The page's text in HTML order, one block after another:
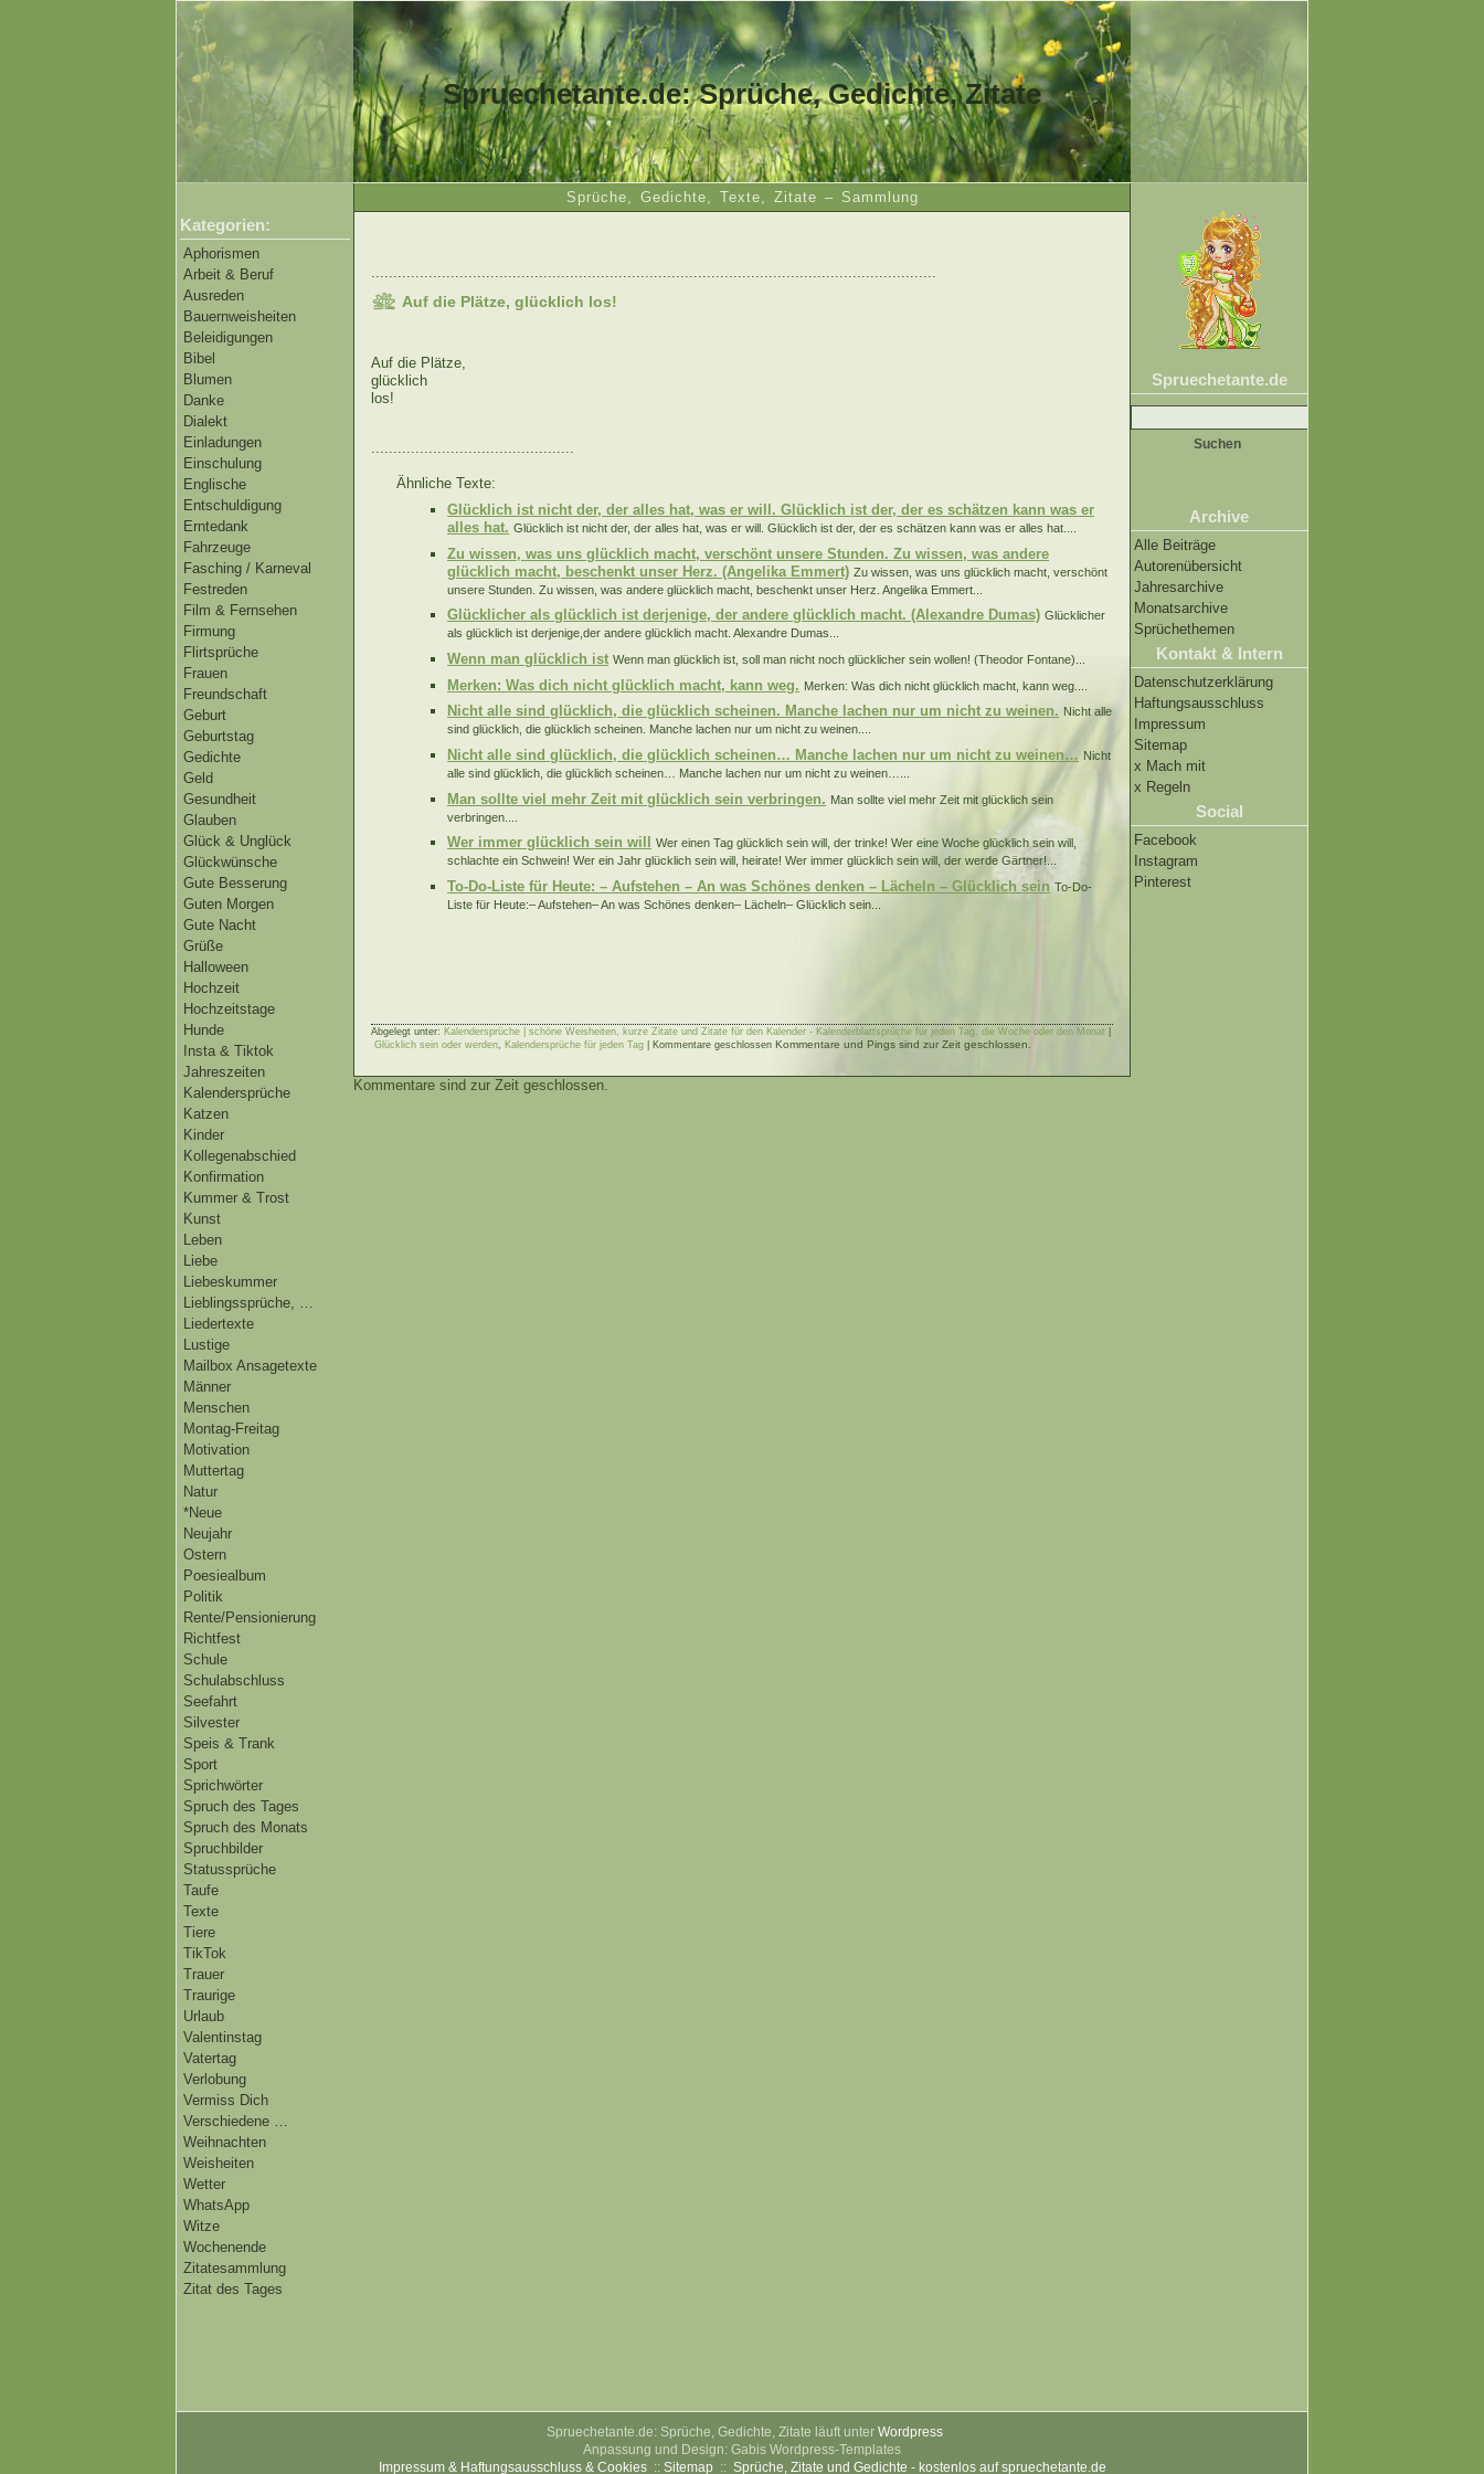
Spruechetante.de: Sprüche, Gedichte, Zitate
Sprüche, Gedichte, Texte, Zitate – Sammlung
Kategorien:
Aphorismen
Arbeit & Beruf
Ausreden
Bauernweisheiten
Beleidigungen
Bibel
Blumen
Danke
Dialekt
Einladungen
Einschulung
Englische
Entschuldigung
Erntedank
Fahrzeuge
Fasching / Karneval
Festreden
Film & Fernsehen
Firmung
Flirtsprüche
Frauen
Freundschaft
Geburt
Geburtstag
Gedichte
Geld
Gesundheit
Glauben
Glück & Unglück
Glückwünsche
Gute Besserung
Guten Morgen
Gute Nacht
Grüße
Halloween
Hochzeit
Hochzeitstage
Hunde
Insta & Tiktok
Jahreszeiten
Kalendersprüche
Katzen
Kinder
Kollegenabschied
Konfirmation
Kummer & Trost
Kunst
Leben
Liebe
Liebeskummer
Lieblingssprüche, …
Liedertexte
Lustige
Mailbox Ansagetexte
Männer
Menschen
Montag-Freitag
Motivation
Muttertag
Natur
*Neue
Neujahr
Ostern
Poesiealbum
Politik
Rente/Pensionierung
Richtfest
Schule
Schulabschluss
Seefahrt
Silvester
Speis & Trank
Sport
Sprichwörter
Spruch des Tages
Spruch des Monats
Spruchbilder
Statussprüche
Taufe
Texte
Tiere
TikTok
Trauer
Traurige
Urlaub
Valentinstag
Vatertag
Verlobung
Vermiss Dich
Verschiedene …
Weihnachten
Weisheiten
Wetter
WhatsApp
Witze
Wochenende
Zitatesammlung
Zitat des Tages
Spruechetante.de
Suche
nach:
Archive
Alle Beiträge
Autorenübersicht
Jahresarchive
Monatsarchive
Sprüchethemen
Kontakt & Intern
Datenschutzerklärung
Haftungsausschluss
Impressum
Sitemap
x Mach mit
x Regeln
Social
Facebook
Instagram
Pinterest
................................................................................................................................
Auf die Plätze, glücklich los!
Auf die Plätze,
glücklich
los!
..............................................
Ähnliche Texte:
Glücklich ist nicht der, der alles hat, was er will. Glücklich ist der, der es schätzen kann was er
alles hat. Glücklich ist nicht der, der alles hat, was er will. Glücklich ist der, der es schätzen kann was er alles hat....
Zu wissen, was uns glücklich macht, verschönt unsere Stunden. Zu wissen, was andere
glücklich macht, beschenkt unser Herz. (Angelika Emmert) Zu wissen, was uns glücklich macht, verschönt
unsere Stunden. Zu wissen, was andere glücklich macht, beschenkt unser Herz. Angelika Emmert...
Glücklicher als glücklich ist derjenige, der andere glücklich macht. (Alexandre Dumas) Glücklicher
als glücklich ist derjenige,der andere glücklich macht. Alexandre Dumas...
Wenn man glücklich ist Wenn man glücklich ist, soll man nicht noch glücklicher sein wollen! (Theodor Fontane)...
Merken: Was dich nicht glücklich macht, kann weg. Merken: Was dich nicht glücklich macht, kann weg....
Nicht alle sind glücklich, die glücklich scheinen. Manche lachen nur um nicht zu weinen. Nicht alle
sind glücklich, die glücklich scheinen. Manche lachen nur um nicht zu weinen....
Nicht alle sind glücklich, die glücklich scheinen… Manche lachen nur um nicht zu weinen… Nicht
alle sind glücklich, die glücklich scheinen… Manche lachen nur um nicht zu weinen…...
Man sollte viel mehr Zeit mit glücklich sein verbringen. Man sollte viel mehr Zeit mit glücklich sein
verbringen....
Wer immer glücklich sein will
Wer einen Tag glücklich sein will, der trinke! Wer eine Woche glücklich sein will,
schlachte ein Schwein! Wer ein Jahr glücklich sein will, heirate! Wer immer glücklich sein will, der werde Gärtner!...
To-Do-Liste für Heute: – Aufstehen – An was Schönes denken – Lächeln – Glücklich sein To-Do-
Liste für Heute:– Aufstehen– An was Schönes denken– Lächeln– Glücklich sein...
Abgelegt unter: Kalendersprüche | schöne Weisheiten, kurze Zitate und Zitate für den Kalender - Kalenderblattsprüche für jeden Tag, die Woche oder den Monat
Glücklich sein oder werden, Kalendersprüche für jeden Tag Kommentare geschlossen Kommentare und Pings sind zur Zeit geschlossen.
Kommentare sind zur Zeit geschlossen.
Spruechetante.de: Sprüche, Gedichte, Zitate läuft unter Wordpress
Anpassung und Design: Gabis Wordpress-Templates
Impressum & Haftungsausschluss & Cookies:: Sitemap :: Sprüche, Zitate und Gedichte - kostenlos auf spruechetante.de